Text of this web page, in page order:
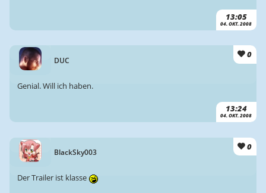
13:05
04. OKT. 2008
DUC
0
13:24
04. OKT. 2008
Genial. Will ich haben.
BlackSky003
0
Der Trailer ist klasse